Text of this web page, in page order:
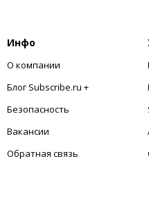
Инфо
О компании
Блог Subscribe.ru +
Безопасность
Вакансии
Обратная связь